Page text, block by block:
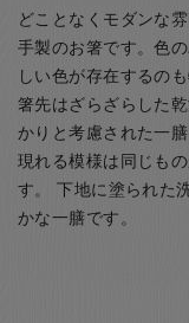
どことなくモダンな
手製のお箸です。色
しい色が存在するのも
箸先はざらざらした
かりと考慮された一
現れる模様は同じも
す。 下地に塗られた
かな一膳です。